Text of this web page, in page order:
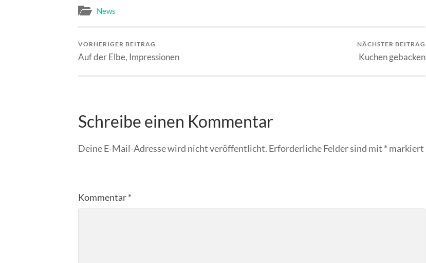
News
VORHERIGER BEITRAG
Auf der Elbe, Impressionen
NÄCHSTER BEITRAG
Kuchen gebacken
Schreibe einen Kommentar
Deine E-Mail-Adresse wird nicht veröffentlicht. Erforderliche Felder sind mit * markiert
Kommentar*